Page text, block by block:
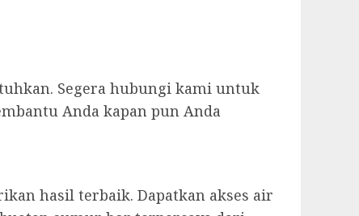
Segera hubungi kami untuk
Anda kapan pun Anda
hasil terbaik. Dapatkan akses air